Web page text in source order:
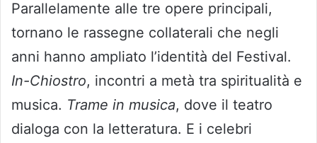
Parallelamente alle tre opere principali,
tornano le rassegne collaterali che negli
anni hanno ampliato l’identità del Festival.
In-Chiostro, incontri a metà tra spiritualità e
musica. Trame in musica, dove il teatro
dialoga con la letteratura. E i celebri